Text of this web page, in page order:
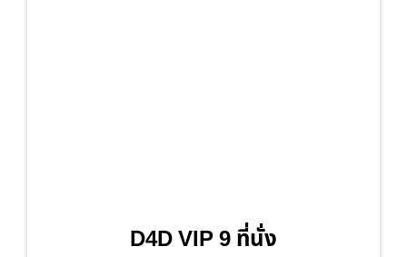
D4D VIP 9 ที่นั่ง